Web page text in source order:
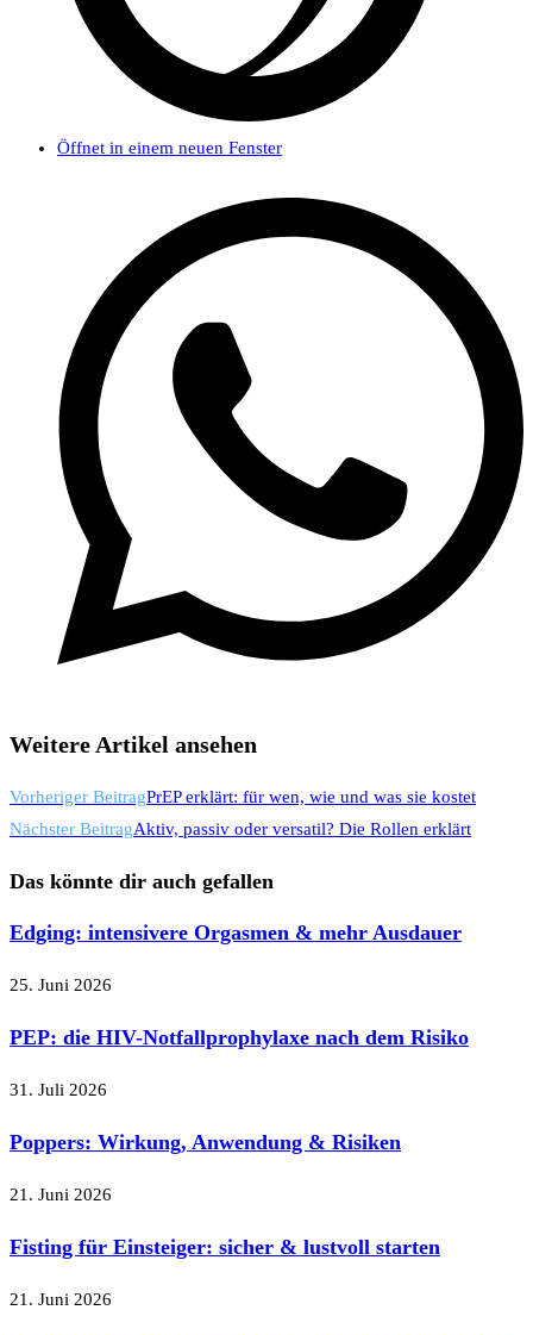
Öffnet in einem neuen Fenster
Weitere Artikel ansehen
Vorheriger BeitragPrEP erklärt: für wen, wie und was sie kostet
Nächster BeitragAktiv, passiv oder versatil? Die Rollen erklärt
Das könnte dir auch gefallen
Edging: intensivere Orgasmen & mehr Ausdauer
25. Juni 2026
PEP: die HIV-Notfallprophylaxe nach dem Risiko
31. Juli 2026
Poppers: Wirkung, Anwendung & Risiken
21. Juni 2026
Fisting für Einsteiger: sicher & lustvoll starten
21. Juni 2026